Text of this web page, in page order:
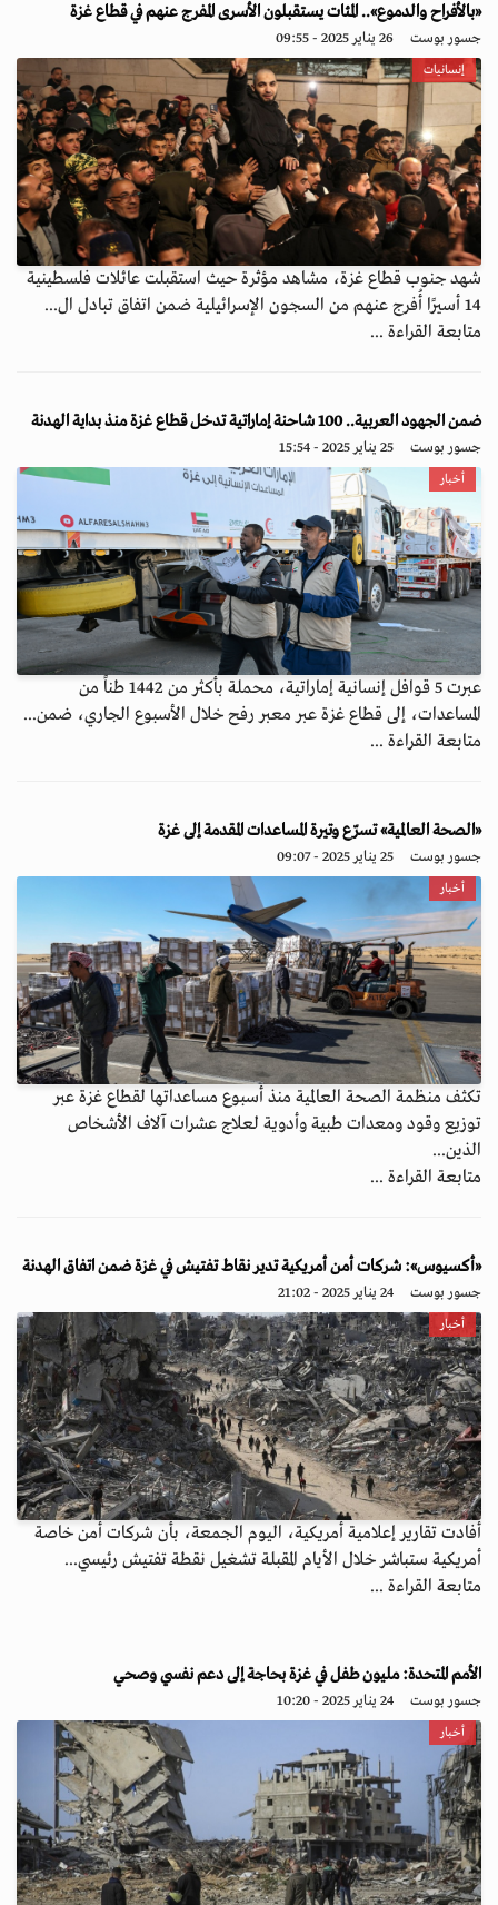
«بالأفراح والدموع».. المئات يستقبلون الأسرى المفرج عنهم في قطاع غزة
جسور بوست 26 يناير 2025 - 09:55
إنسانيات
شهد جنوب قطاع غزة، مشاهد مؤثرة حيث استقبلت عائلات فلسطينية
14 أسيرًا أُفرج عنهم من السجون الإسرائيلية ضمن اتفاق تبادل ال...
متابعة القراءة ...
ضمن الجهود العربية.. 100 شاحنة إماراتية تدخل قطاع غزة منذ بداية الهدنة
جسور بوست 25 يناير 2025 - 15:54
أخبار
عبرت 5 قوافل إنسانية إماراتية، محملة بأكثر من 1442 طناً من
المساعدات، إلى قطاع غزة عبر معبر رفح خلال الأسبوع الجاري، ضمن...
متابعة القراءة ...
«الصحة العالمية» تسرّع وتيرة المساعدات المقدمة إلى غزة
جسور بوست 25 يناير 2025 - 09:07
أخبار
تكثف منظمة الصحة العالمية منذ أسبوع مساعداتها لقطاع غزة عبر
توزيع وقود ومعدات طبية وأدوية لعلاج عشرات آلاف الأشخاص
الذين...
متابعة القراءة ...
«أكسيوس»: شركات أمن أمريكية تدير نقاط تفتيش في غزة ضمن اتفاق الهدنة
جسور بوست 24 يناير 2025 - 21:02
أخبار
أفادت تقارير إعلامية أمريكية، اليوم الجمعة، بأن شركات أمن خاصة
أمريكية ستباشر خلال الأيام المقبلة تشغيل نقطة تفتيش رئيسي...
متابعة القراءة ...
الأمم المتحدة: مليون طفل في غزة بحاجة إلى دعم نفسي وصحي
جسور بوست 24 يناير 2025 - 10:20
أخبار